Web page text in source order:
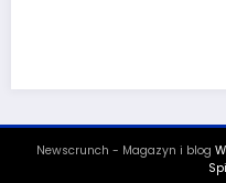
Newscrunch - Magazyn i blog